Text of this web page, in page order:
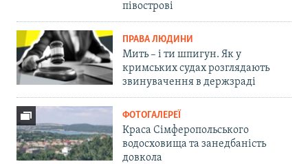
півострові
ПРАВА ЛЮДИНИ
Мить – і ти шпигун. Як у
кримських судах розглядають
звинувачення в держзраді
ФОТОГАЛЕРЕЇ
Краса Сімферопольського
водосховища та занедбаність
довкола